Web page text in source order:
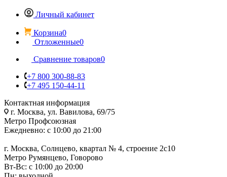
Личный кабинет
Корзина0
Отложенные0
Сравнение товаров0
+7 800 300-88-83
+7 495 150-44-11
Контактная информация
г. Москва, ул. Вавилова, 69/75
Метро Профсоюзная
Ежедневно: с 10:00 до 21:00
г. Москва, Солнцево, квартал № 4, строение 2с10
Метро Румянцево, Говорово
Вт-Вс: с 10:00 до 20:00